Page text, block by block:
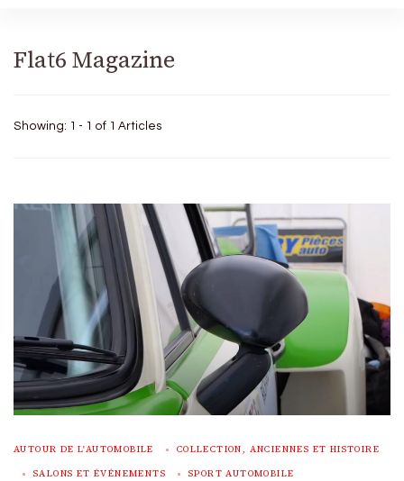
Flat6 Magazine
Showing: 1 - 1 of 1 Articles
AUTOUR DE L'AUTOMOBILE COLLECTION, ANCIENNES ET HISTOIRE
SALONS ET ÉVÉNEMENTS SPORT AUTOMOBILE